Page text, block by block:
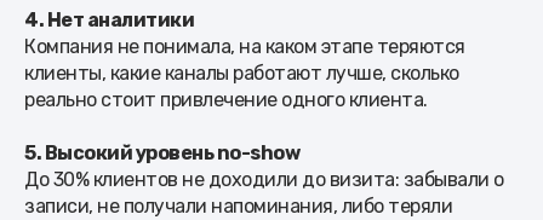
4. Нет аналитики
Компания не понимала, на каком этапе теряются
клиенты, какие каналы работают лучше, сколько
реально стоит привлечение одного клиента.
5. Высокий уровень no-show
До 30% клиентов не доходили до визита: забывали о
записи, не получали напоминания, либо теряли